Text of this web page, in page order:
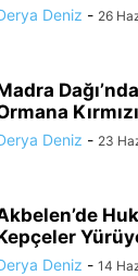
Deniz - 26
Deniz - 23
Deniz - 14